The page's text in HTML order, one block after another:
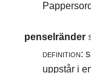
penselränder
definition:
uppstår i